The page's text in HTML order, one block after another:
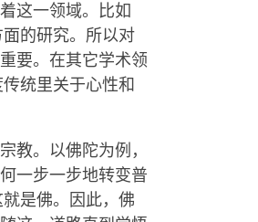
这一领域。比如
的研究。所以对
要。在其它学术领
统里关于心性和
教。以佛陀为例，
一步一步地转变普
是佛。因此，佛